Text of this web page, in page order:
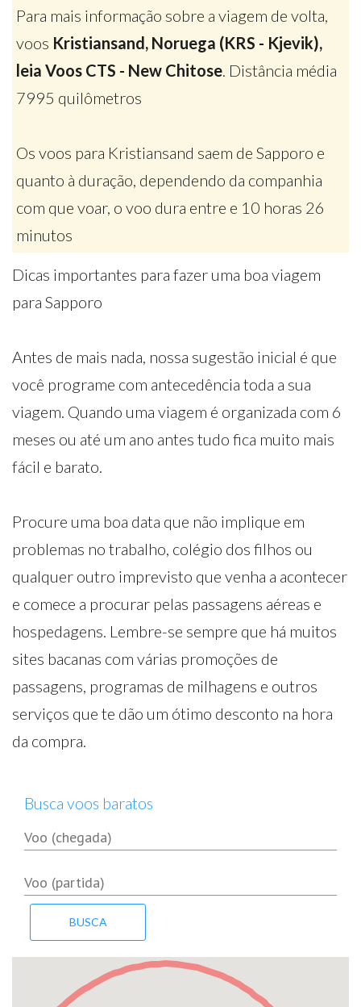
Para mais informação sobre a viagem de volta,
voos Kristiansand, Noruega (KRS - Kjevik),
leia Voos CTS - New Chitose. Distância média
7995 quilômetros
Os voos para Kristiansand saem de Sapporo e
quanto à duração, dependendo da companhia
com que voar, o voo dura entre e 10 horas 26
minutos
Dicas importantes para fazer uma boa viagem
para Sapporo
Antes de mais nada, nossa sugestão inicial é que
você programe com antecedência toda a sua
viagem. Quando uma viagem é organizada com 6
meses ou até um ano antes tudo fica muito mais
fácil e barato.
Procure uma boa data que não implique em
problemas no trabalho, colégio dos filhos ou
qualquer outro imprevisto que venha a acontecer
e comece a procurar pelas passagens aéreas e
hospedagens. Lembre-se sempre que há muitos
sites bacanas com várias promoções de
passagens, programas de milhagens e outros
serviços que te dão um ótimo desconto na hora
da compra.
Busca voos baratos